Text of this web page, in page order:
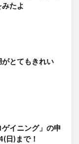
たよ
とてもきれい
ゲイニング」の申
日)まで！